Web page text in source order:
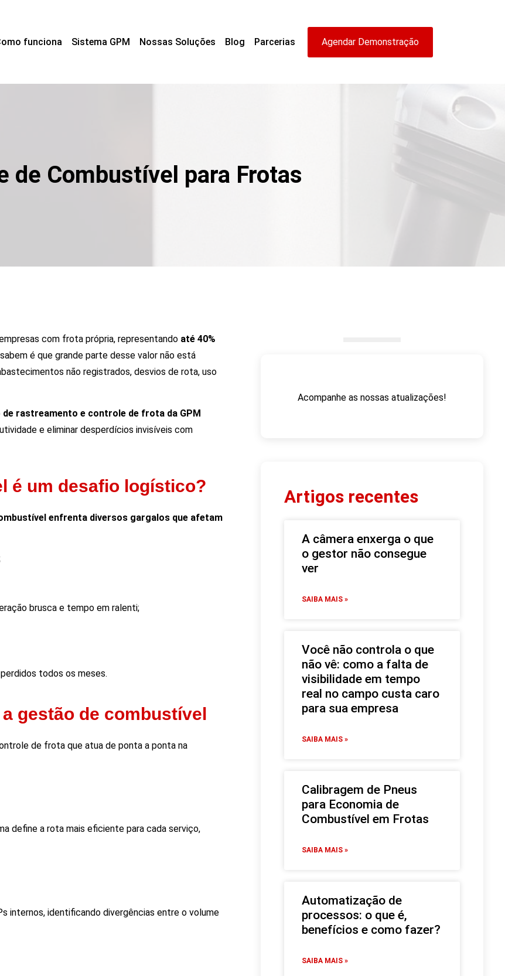
funciona Sistema GPM Nossas Soluções Blog Parcerias Agendar Demonstração
de Combustível para Frotas
com frota própria, representando até 40%
é que grande parte desse valor não está
não registrados, desvios de rota, uso
rastreamento e controle de frota da GPM
e eliminar desperdícios invisíveis com
é um desafio logístico?
enfrenta diversos gargalos que afetam
brusca e tempo em ralenti;
todos os meses.
gestão de combustível
de frota que atua de ponta a ponta na
define a rota mais eficiente para cada serviço,
internos, identificando divergências entre o volume
Acompanhe as nossas atualizações!
Artigos recentes
A câmera enxerga o que
o gestor não consegue
ver
SAIBA MAIS »
Você não controla o que
não vê: como a falta de
visibilidade em tempo
real no campo custa caro
para sua empresa
SAIBA MAIS »
Calibragem de Pneus
para Economia de
Combustível em Frotas
SAIBA MAIS »
Automatização de
processos: o que é,
benefícios e como fazer?
SAIBA MAIS »